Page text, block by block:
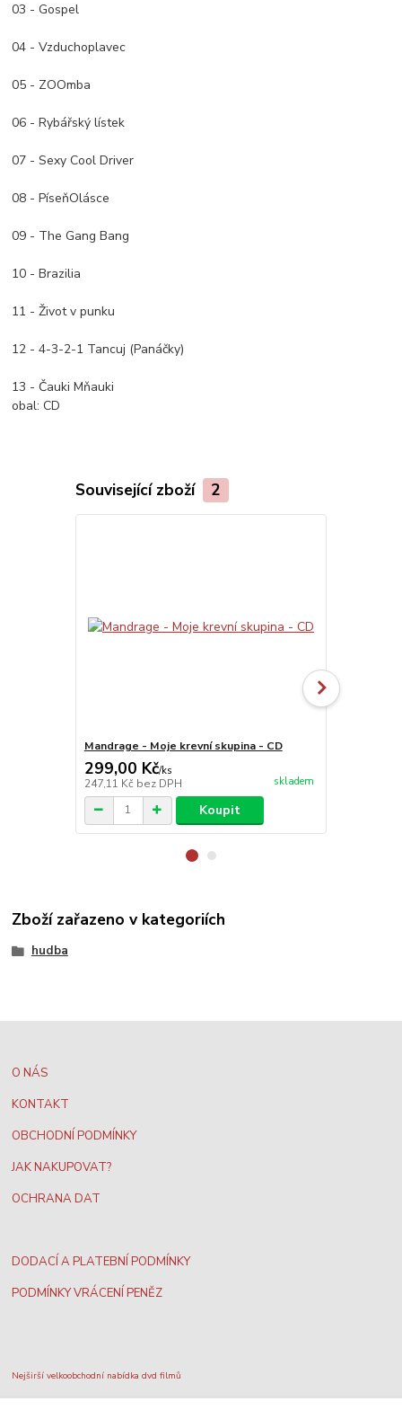
03 - Gospel
04 - Vzduchoplavec
05 - ZOOmba
06 - Rybářský lístek
07 - Sexy Cool Driver
08 - PíseňOlásce
09 - The Gang Bang
10 - Brazilia
11 - Život v punku
12 - 4-3-2-1 Tancuj (Panáčky)
13 - Čauki Mňauki
obal: CD
Související zboží 2
Mandrage - Moje krevní skupina - CD
299,00 Kč/ks
247,11 Kč bez DPH skladem
Koupit
Zboží zařazeno v kategoriích
hudba
O NÁS
KONTAKT
OBCHODNÍ PODMÍNKY
JAK NAKUPOVAT?
OCHRANA DAT
DODACÍ A PLATEBNÍ PODMÍNKY
PODMÍNKY VRÁCENÍ PENĚZ
Nejširší velkoobchodní nabídka dvd filmů